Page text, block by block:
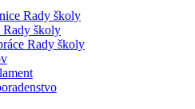
Rady školy
Rady školy
Rady školy